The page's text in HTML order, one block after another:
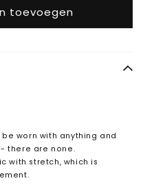
toevoegen
worn with anything and
there are none.
with stretch, which is